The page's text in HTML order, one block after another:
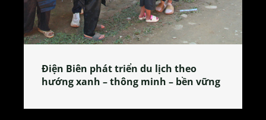
Làng làm bánh tẻ Phú Nhi – nơi lan
tỏa đặc sản xứ Đoài